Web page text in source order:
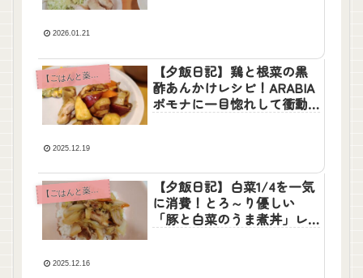
2026.01.21
【
ごはんと薬膳】
【夕飯日記】鶏と根菜の黒
酢あんかけレシピ！ARABIA
ポモナに一目惚れして衝動
2025.12.19
【
ごはんと薬膳】
【夕飯日記】白菜1/4を一気
に消費！とろ～り優しい
「豚と白菜のうま煮丼」レ
2025.12.16